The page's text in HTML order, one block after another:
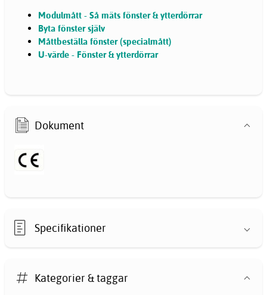
Modulmått - Så mäts fönster & ytterdörrar
Byta fönster själv
Måttbeställa fönster (specialmått)
U-värde - Fönster & ytterdörrar
Dokument
Specifikationer
Kategorier & taggar